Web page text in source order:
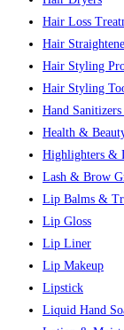
Hair Loss
Hair
Hair Styling
Hair Styling
Hand
Health &
Highlighters &
Lash & Brow
Lip Balms &
Lip Gloss
Lip Liner
Lip Makeup
Lipstick
Liquid Hand